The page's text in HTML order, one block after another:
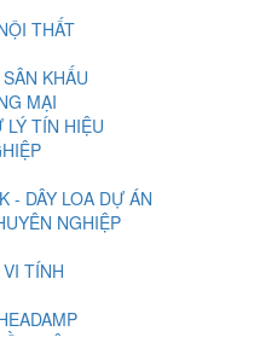
THẤT
KHẤU
MẠI
LÝ TÍN HIỆU
- DÂY LOA DỰ ÁN
NGHIỆP
TÍNH